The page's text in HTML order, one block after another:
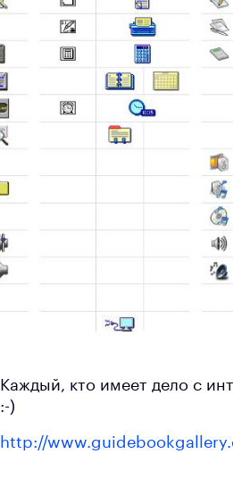
Каждый, кто имеет дело с
:-)
http://